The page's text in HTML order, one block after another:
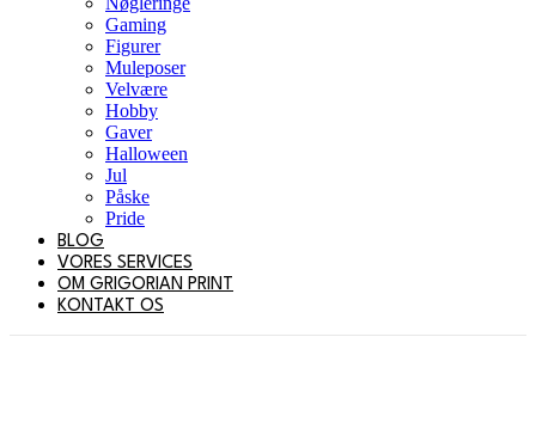
Gaming
Figurer
Muleposer
Velvære
Hobby
Gaver
Halloween
Jul
Påske
Pride
BLOG
VORES SERVICES
OM GRIGORIAN PRINT
KONTAKT OS